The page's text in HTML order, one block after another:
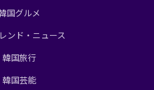
国グルメ
ンド・ニュース
韓国旅行
韓国芸能